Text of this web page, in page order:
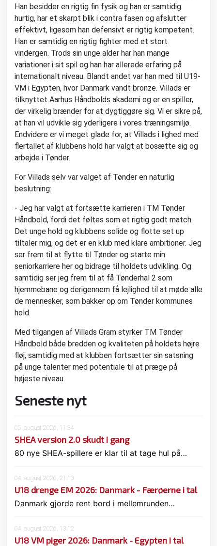
Han besidder en rigtig fin fysik og han er samtidig
hurtig, har et skarpt blik i contra fasen og afslutter
effektivt, ligesom han defensivt er rigtig kompetent.
Han er samtidig en rigtig fighter med et stort
vindergen. Trods sin unge alder har han mange
variationer i sit spil og han har allerede erfaring på
internationalt niveau. Blandt andet var han med til U19-
VM i Egypten, hvor Danmark vandt bronze. Villads er
tilknyttet Aarhus Håndbolds akademi og er en spiller,
der virkelig brænder for at dygtiggøre sig. Vi er sikre på,
at han vil udvikle sig yderligere i vores træningsmiljø.
Endvidere er vi meget glade for, at Villads i lighed med
flertallet af klubbens hold har valgt at bosætte sig og
arbejde i Tønder.
For Villads selv var valget af Tønder en naturlig
beslutning:
- Jeg har valgt at fortsætte karrieren i TM Tønder
Håndbold, fordi det føltes som et rigtig godt match.
Det unge hold og klubbens solide og flotte set up
tiltaler mig, og det er en klub med klare ambitioner. Jeg
ser frem til at flytte til Tønder og starte min
seniorkarriere her og bidrage til holdets udvikling. Og
samtidig ser jeg frem til at få Tønderhal 2 som
hjemmebane og derigennem få lejlighed til at møde alle
de mennesker, som bakker op om Tønder kommunes
hold.
Med tilgangen af Villads Gram styrker TM Tønder
Håndbold både bredden og kvaliteten på holdets højre
fløj, samtidig med at klubben fortsætter sin satsning
på unge talenter med potentiale til at præge på
højeste niveau.
Seneste nyt
05. august 2026, 11:34
SHEA version 2.0 skudt i gang
80 nye SHEA-spillere er klar til at tage hul på…
04. august 2026, 21:10
U18 drenge EM 2026: Danmark - Færøerne i tal
Danmark gjorde rent bord i mellemrunden…
04. august 2026, 13:12
U18 VM piger 2026: Danmark - Egypten i tal